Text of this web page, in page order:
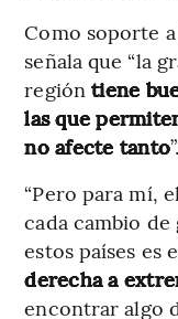
Como soporte
señala que “la
región tiene
las que
no afecte tanto”.
“Pero para mí,
cada cambio
estos países es
derecha a
encontrar algo